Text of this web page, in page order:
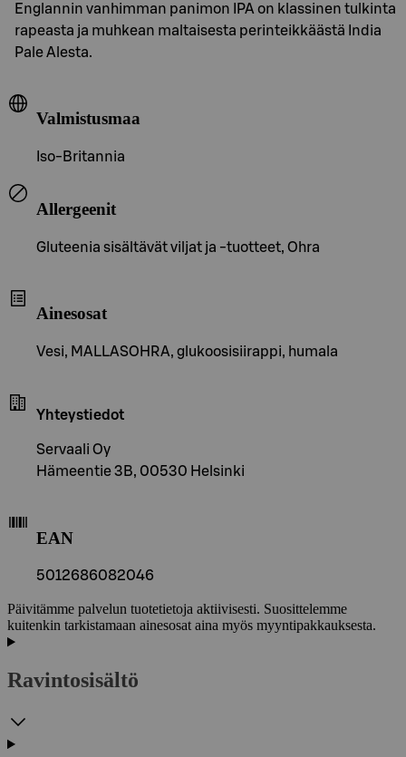
Englannin vanhimman panimon IPA on klassinen tulkinta
rapeasta ja muhkean maltaisesta perinteikkäästä India
Pale Alesta.
Valmistusmaa
Iso-Britannia
Allergeenit
Gluteenia sisältävät viljat ja -tuotteet, Ohra
Ainesosat
Vesi, MALLASOHRA, glukoosisiirappi, humala
Yhteystiedot
Servaali Oy
Hämeentie 3B, 00530 Helsinki
EAN
5012686082046
Päivitämme palvelun tuotetietoja aktiivisesti. Suosittelemme
kuitenkin tarkistamaan ainesosat aina myös myyntipakkauksesta.
Ravintosisältö